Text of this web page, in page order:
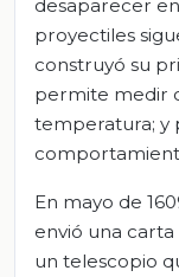
desaparecer
proyectiles
construyó su
permite medir
temperatura; y
En mayo de
envió una
un telescopio